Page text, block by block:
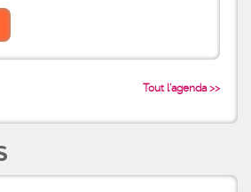
Tout l'agenda >>